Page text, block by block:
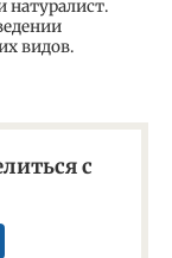
натуралист.
видов.
с